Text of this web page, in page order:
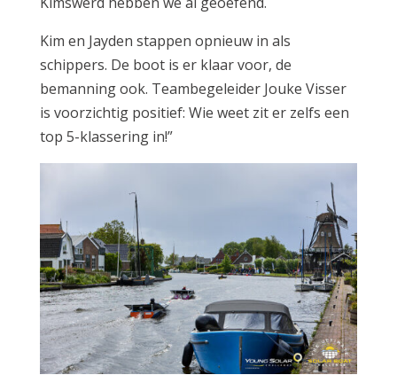
Kim en Jayden stappen opnieuw in als
schippers. De boot is er klaar voor, de
bemanning ook. Teambegeleider Jouke Visser
is voorzichtig positief: Wie weet zit er zelfs een
top 5-klassering in!”